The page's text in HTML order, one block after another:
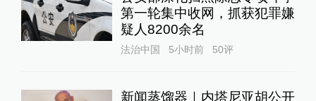
第一轮集中收网，抓获犯罪嫌
疑人8200余名
法治中国 5小时前 50评
新闻蒸馏器｜内塔尼亚胡公开